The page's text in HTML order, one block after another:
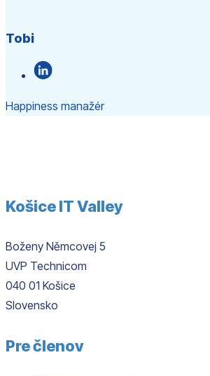
Tobi
Happiness manažér
Košice IT Valley
Boženy Němcovej 5
UVP Technicom
040 01 Košice
Slovensko
Pre členov